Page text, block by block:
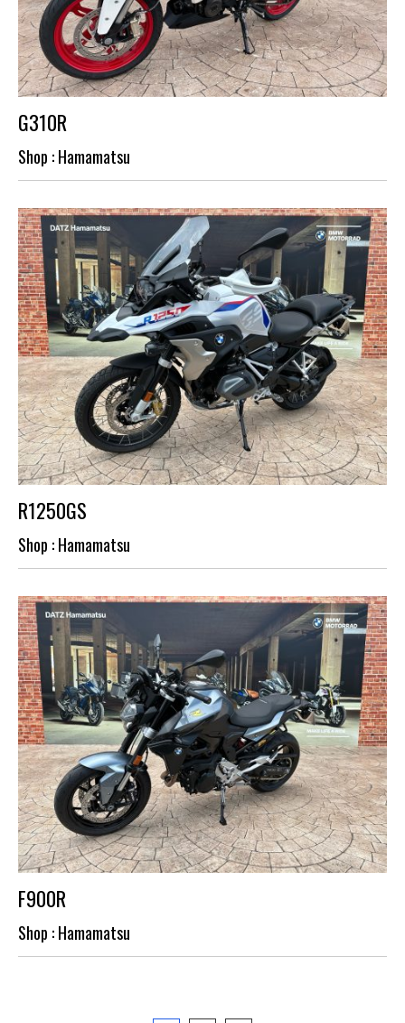
G310R
Shop : Hamamatsu
R1250GS
Shop : Hamamatsu
F900R
Shop : Hamamatsu